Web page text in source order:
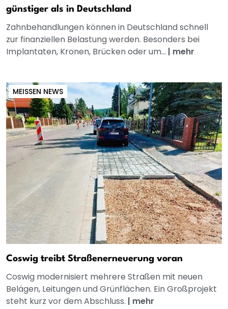
günstiger als in Deutschland
Zahnbehandlungen können in Deutschland schnell
zur finanziellen Belastung werden. Besonders bei
Implantaten, Kronen, Brücken oder um... | mehr
MEISSEN NEWS
Coswig treibt Straßenerneuerung voran
Coswig modernisiert mehrere Straßen mit neuen
Belägen, Leitungen und Grünflächen. Ein Großprojekt
steht kurz vor dem Abschluss. | mehr